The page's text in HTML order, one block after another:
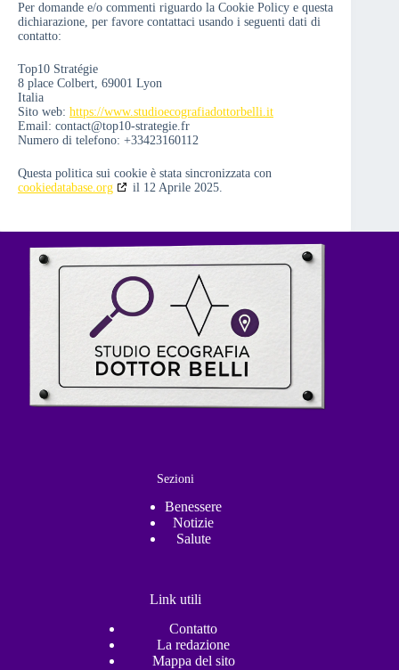
Per domande e/o commenti riguardo la Cookie Policy e questa
dichiarazione, per favore contattaci usando i seguenti dati di
contatto:
Top10 Stratégie
8 place Colbert, 69001 Lyon
Italia
Sito web: https://www.studioecografiadottorbelli.it
Email: contact@top10-strategie.fr
Numero di telefono: +33423160112
Questa politica sui cookie è stata sincronizzata con
cookiedatabase.org
il 12 Aprile 2025.
Sezioni
Benessere
Notizie
Salute
Link utili
Contatto
La redazione
Mappa del sito